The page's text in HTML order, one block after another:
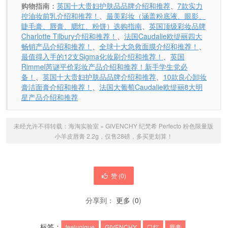
购物指南： 英国十大贵妇护肤品品牌介绍和推荐、 7款实力
控油妆前乳介绍和推荐！ 、 最美彩妆（涵盖粉底液、眼影、
睫毛膏、唇膏、腮红、粉饼）选购指南、 英国顶级彩妆品牌
Charlotte Tilbury介绍和推荐！ 、 法国Caudalie欧缇丽四大
畅销产品介绍和推荐！ 、 全球十大急救面膜介绍和推荐！ 、
最值得入手的12支Sigma化妆刷介绍和推荐！ 、 英国
Rimmel芮谜平价彩妆产品介绍和推荐！新手学生党必
备！ 、 英国十大贵妇护肤品品牌介绍和推荐、 10款良心卸妆
膏洁面膏介绍和推荐！ 、 法国大葡萄Caudalie欧缇丽8大明
星产品介绍和推荐
未经允许不得转载： 海淘实验室 » GIVENCHY 纪梵希 Perfecto 粉色限量版
小羊皮唇膏 2.2g，仅售28磅，多买更划算！
赞 (0)
分享到： 更多 (0)